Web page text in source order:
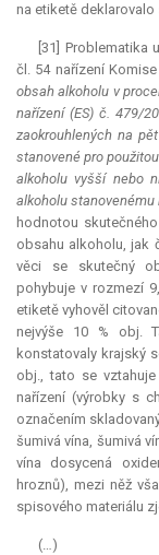
na etiketě
[31] Problematika
čl. 54 nařízení
obsah alkoholu v
nařízení (ES) č. 479/
zaokrouhlených na
stanovené pro
alkoholu vyšší nebo
alkoholu stanovenému
hodnotou
obsahu alkoholu, jak
věci se skutečný
pohybuje v rozmezí
etiketě vyhověl
nejvýše 10 % obj.
konstatovaly krajský
obj., tato se
nařízení (výrobky s
označením
šumivá vína, šumivá
vína dosycená
hroznů), mezi něž
spisového materiálu
(…)